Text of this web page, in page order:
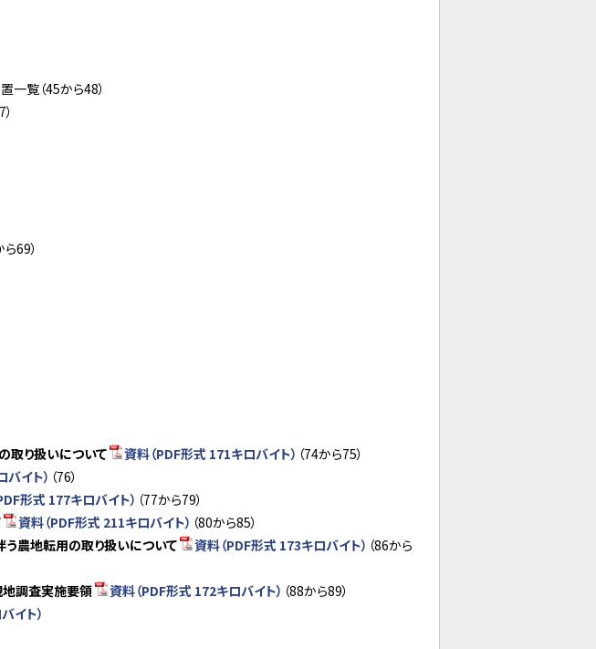
覧（45から48）
69）
取り扱いについて 資料（PDF形式 171キロバイト） （74から75）
イト） （76）
形式 177キロバイト） （77から79）
資料（PDF形式 211キロバイト） （80から85）
農地転用の取り扱いについて
資料（PDF形式 173キロバイト） （86から
調査実施要領
資料（PDF形式 172キロバイト） （88から89）
イト）